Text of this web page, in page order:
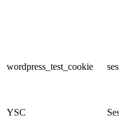
wordpress_test_cookie
YSC